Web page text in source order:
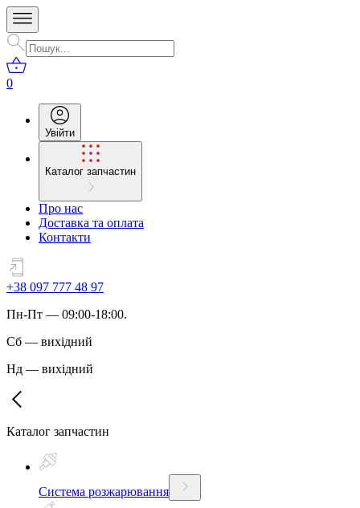
0
Увійти
Каталог запчастин
Про нас
Доставка та оплата
Контакти
+38 097 777 48 97
Пн-Пт — 09:00-18:00.
Сб — вихідний
Нд — вихідний
Каталог запчастин
Система розжарювання